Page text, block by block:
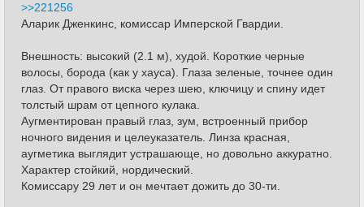
>>221256
Аларик Дженкинс, комиссар Имперской Гвардии.
Внешность: высокий (2.1 м), худой. Короткие черные
волосы, борода (как у хауса). Глаза зеленые, точнее один
глаз. От правого виска через шею, ключицу и спину идет
толстый шрам от цепного кулака.
Аугментирован правый глаз, зум, встроенный прибор
ночного видения и целеуказатель. Линза красная,
аугметика выглядит устрашающе, но довольно аккуратно.
Характер стойкий, нордический.
Комиссару 29 лет и он мечтает дожить до 30-ти.